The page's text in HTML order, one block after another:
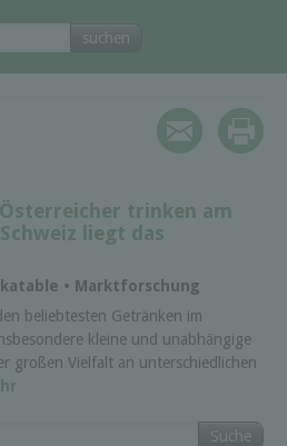
trinken am
liegt das
• Marktforschung
beliebtesten Getränken im
kleine und unabhängige
großen Vielfalt an unterschiedlichen
Suche